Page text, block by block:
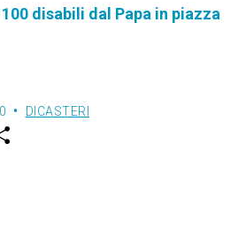
disabili dal Papa in piazza
DICASTERI